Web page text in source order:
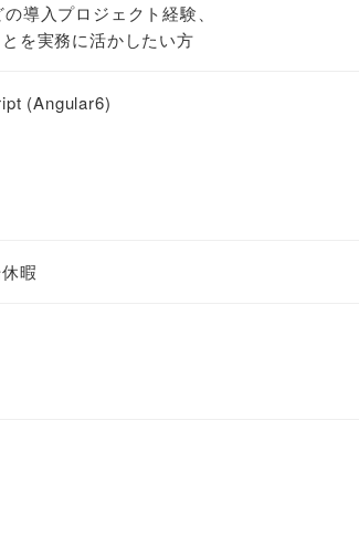
導入プロジェクト経験、
を実務に活かしたい方
(Angular6)
暇